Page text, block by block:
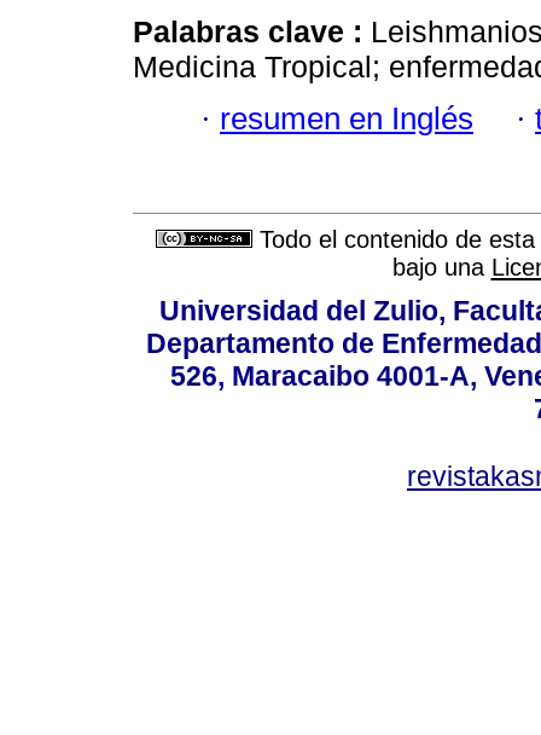
Palabras clave :
Medicina Tropical;
· resumen en Inglés ·
Todo el contenido de
bajo una
Universidad del Zulio,
Departamento de
526, Maracaibo 4001-A,